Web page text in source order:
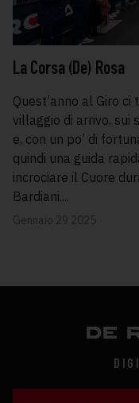
La Corsa (De) Rosa
Quest’anno al Giro ci
villaggio di arrivo, sui
e, con un po’ di
quindi una guida
incrociare il Cuore
Bardiani....
Gennaio 29 2025